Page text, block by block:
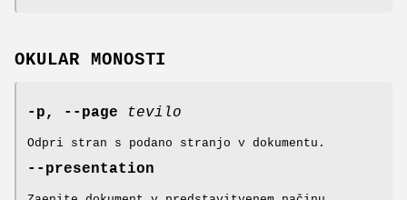
OKULAR MONOSTI
-p, --page tevilo
Odpri stran s podano stranjo v dokumentu.
--presentation